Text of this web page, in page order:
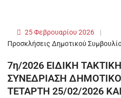
Προσκλήσεις Δημοτικού
25 Φεβρουαρίου 2026
7η/2026 ΕΙΔΙΚΗ
ΣΥΝΕΔΡΙΑΣΗ
ΤΕΤΑΡΤΗ 25/02/2026